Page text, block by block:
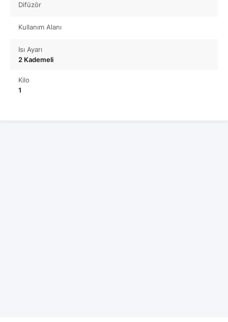
Difüzör
Kullanım Alanı
Isı Ayarı
2 Kademeli
Kilo
1